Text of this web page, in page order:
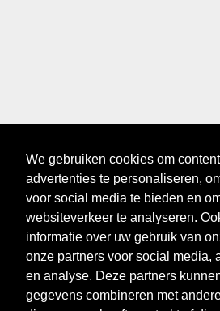
We gebruiken cookies om
advertenties te personaliseren,
voor social media te bieden en
websiteverkeer te analyseren.
informatie over uw gebruik van
onze partners voor social media,
en analyse. Deze partners
gegevens combineren met